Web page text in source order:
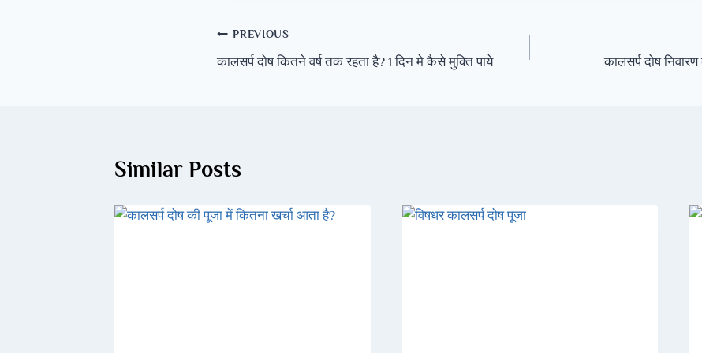
PREVIOUS
कालसर्प दोष कितने वर्ष तक रहता है? 1 दिन मे कैसे मुक्ति पाये कालसर्प दोष
Similar Posts